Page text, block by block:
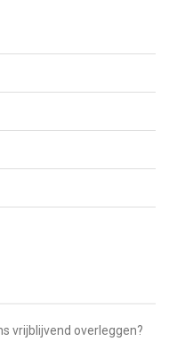
vrijblijvend overleggen?